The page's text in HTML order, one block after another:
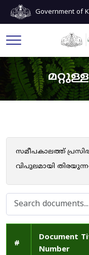
Government of
സമീപകാലത്ത്
വിപുലമായി
#
Document
Number